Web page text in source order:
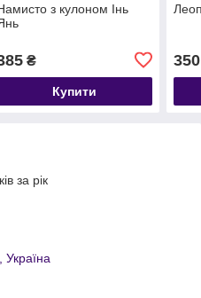
з кулоном Інь
₴
Купити
350
за рік